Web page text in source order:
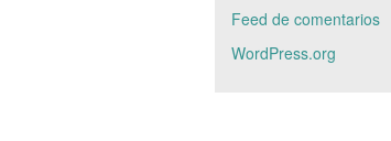
Feed de comentarios
WordPress.org